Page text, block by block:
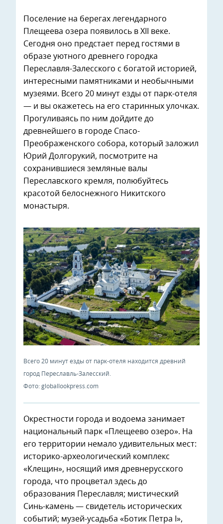
Поселение на берегах легендарного
Плещеева озера появилось в XII веке.
Сегодня оно предстает перед гостями в
образе уютного древнего городка
Переславля-Залесского с богатой историей,
интересными памятниками и необычными
музеями. Всего 20 минут езды от парк-отеля
— и вы окажетесь на его старинных улочках.
Прогуливаясь по ним дойдите до
древнейшего в городе Спасо-
Преображенского собора, который заложил
Юрий Долгорукий, посмотрите на
сохранившиеся земляные валы
Переславского кремля, полюбуйтесь
красотой белоснежного Никитского
монастыря.
Всего 20 минут езды от парк-отеля находится древний
город Переславль-Залесский.
Фото: globallookpress.com
Окрестности города и водоема занимает
национальный парк «Плещеево озеро». На
его территории немало удивительных мест:
историко-археологический комплекс
«Клещин», носящий имя древнерусского
города, что процветал здесь до
образования Переславля; мистический
Синь-камень — свидетель исторических
событий; музей-усадьба «Ботик Петра I»,